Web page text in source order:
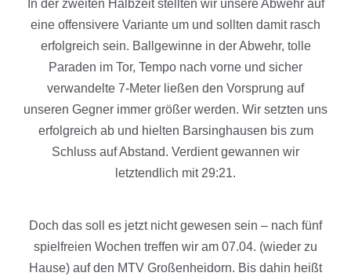
In der zweiten Halbzeit stellten wir unsere Abwehr auf
eine offensivere Variante um und sollten damit rasch
erfolgreich sein. Ballgewinne in der Abwehr, tolle
Paraden im Tor, Tempo nach vorne und sicher
verwandelte 7-Meter ließen den Vorsprung auf
unseren Gegner immer größer werden. Wir setzten uns
erfolgreich ab und hielten Barsinghausen bis zum
Schluss auf Abstand. Verdient gewannen wir
letztendlich mit 29:21.
Doch das soll es jetzt nicht gewesen sein – nach fünf
spielfreien Wochen treffen wir am 07.04. (wieder zu
Hause) auf den MTV Großenheidorn. Bis dahin heißt